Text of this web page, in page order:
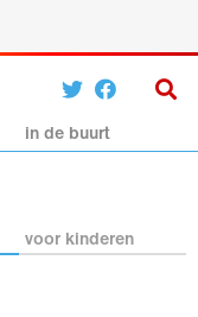
in de buurt
voor kinderen